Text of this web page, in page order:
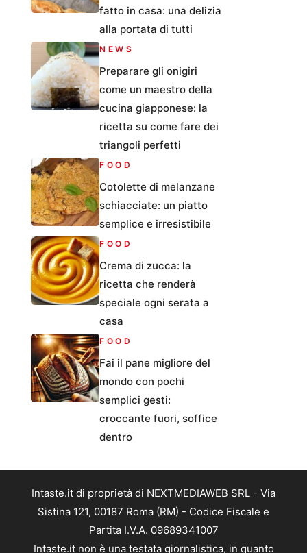
fatto in casa: una delizia
alla portata di tutti
NEWS
Preparare gli onigiri
come un maestro della
cucina giapponese: la
ricetta su come fare dei
triangoli perfetti
FOOD
Cotolette di melanzane
schiacciate: un piatto
semplice e irresistibile
FOOD
Crema di zucca: la
ricetta che renderà
speciale ogni serata a
casa
FOOD
Fai il pane migliore del
mondo con pochi
semplici gesti:
croccante fuori, soffice
dentro
Intaste.it di proprietà di NEXTMEDIAWEB SRL - Via
Sistina 121, 00187 Roma (RM) - Codice Fiscale e
Partita I.V.A. 09689341007
Intaste.it non è una testata giornalistica, in quanto